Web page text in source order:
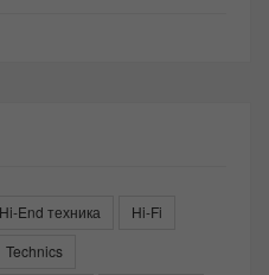
Hi-End техника
Hi-Fi
Technics